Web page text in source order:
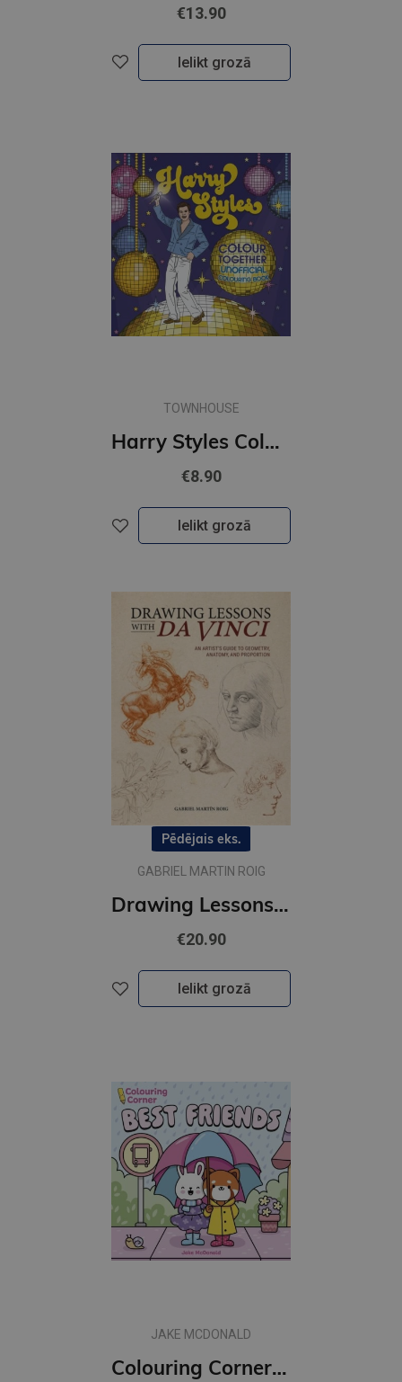
€13.90
Ielikt grozā
TOWNHOUSE
Harry Styles Colouring Book : Colour Together
€8.90
Ielikt grozā
Pēdējais eks.
GABRIEL MARTIN ROIG
Drawing Lessons with Da Vinci : An Artist’s Guide to Geometry, Anatomy, and Proportion
€20.90
Ielikt grozā
JAKE MCDONALD
Colouring Corner: Best Friends